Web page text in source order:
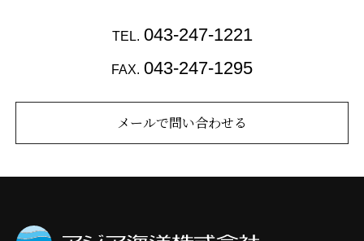
TEL. 043-247-1221
FAX. 043-247-1295
メールで問い合わせる